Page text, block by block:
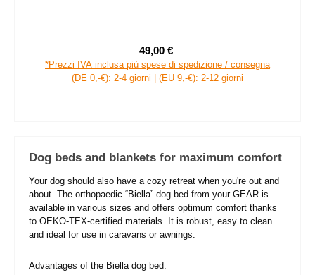
Prezzo di vendita:
49,00 €
*Prezzi IVA inclusa più spese di spedizione / consegna
(DE 0,-€): 2-4 giorni | (EU 9,-€): 2-12 giorni
Dog beds and blankets for maximum comfort
Your dog should also have a cozy retreat when you're out and
about. The orthopaedic “Biella” dog bed from your GEAR is
available in various sizes and offers optimum comfort thanks
to OEKO-TEX-certified materials. It is robust, easy to clean
and ideal for use in caravans or awnings.
Advantages of the Biella dog bed: